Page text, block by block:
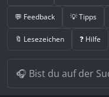
💬 Feedback 💡 Tipps
🔖 Lesezeichen ❓ Hilfe